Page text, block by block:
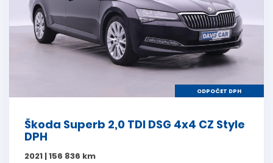
ODPOČET DPH
Škoda Superb 2,0 TDI DSG 4x4 CZ Style
DPH
2021 | 156 836 km